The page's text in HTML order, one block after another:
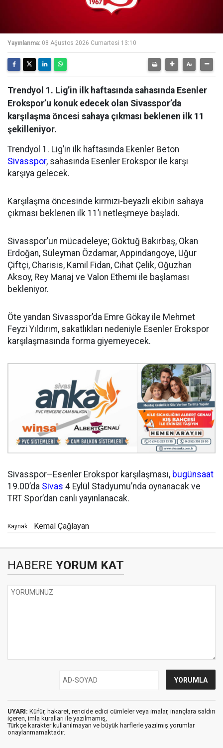
Yayınlanma: 08 Ağustos 2026 Cumartesi 13:10
Trendyol 1. Lig’in ilk haftasında sahasında Esenler
Erokspor’u konuk edecek olan Sivasspor’da
karşılaşma öncesi sahaya çıkması beklenen ilk 11
şekilleniyor.
Trendyol 1. Lig’in ilk haftasında Ekenler Beton
Sivasspor, sahasında Esenler Erokspor ile karşı
karşıya gelecek.
Karşılaşma öncesinde kırmızı-beyazlı ekibin sahaya
çıkması beklenen ilk 11’i netleşmeye başladı.
Sivasspor’un mücadeleye; Göktuğ Bakırbaş, Okan
Erdoğan, Süleyman Özdamar, Appindangoye, Uğur
Çiftçi, Charisis, Kamil Fidan, Cihat Çelik, Oğuzhan
Aksoy, Rey Manaj ve Valon Ethemi ile başlaması
bekleniyor.
Öte yandan Sivasspor’da Emre Gökay ile Mehmet
Feyzi Yıldırım, sakatlıkları nedeniyle Esenler Erokspor
karşılaşmasında forma giyemeyecek.
Sivasspor–Esenler Erokspor karşılaşması, bugünsaat
19.00’da Sivas 4 Eylül Stadyumu’nda oynanacak ve
TRT Spor’dan canlı yayınlanacak.
Kaynak: Kemal Çağlayan
HABERE YORUM KAT
UYARI: Küfür, hakaret, rencide edici cümleler veya imalar, inançlara saldırı
içeren, imla kuralları ile yazılmamış,
Türkçe karakter kullanılmayan ve büyük harflerle yazılmış yorumlar
onaylanmamaktadır.